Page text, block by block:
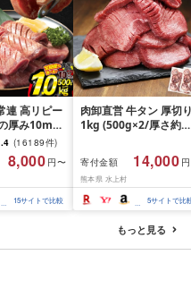
連 高リピー
厚み10mm
塩味/ ≪ス
営業日以
る内容量
期便 毎月
BBQ ふるさ
キング 岩手
(16189件)
8,000 円〜
15サイトで比較
肉卸直営 牛タン 厚切
1kg (500g×2/厚さ約
牛肉 焼肉 冷凍 スライ
業務用 バーベキュー
BBQ おつまみ ギフト
祝い お中元 夏ギフト
寄付金額 14,000
熊本県 水上村
5サイトで比
もっと見る